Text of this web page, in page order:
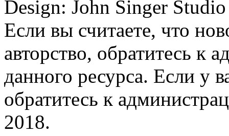
Design: John Singer Studio
Если вы считаете, что
авторство, обратитесь к
данного ресурса. Если у
обратитесь к
2018.